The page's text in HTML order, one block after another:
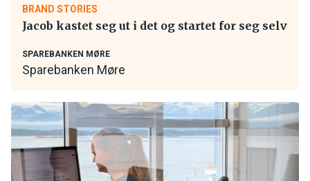
BRAND STORIES
Jacob kastet seg ut i det og startet for seg selv
SPAREBANKEN MØRE
Sparebanken Møre